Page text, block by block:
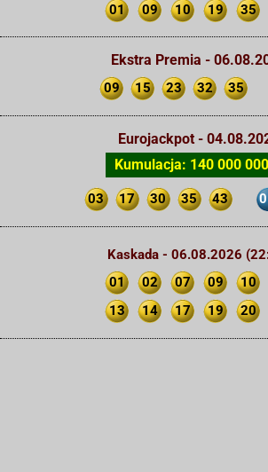
01 09 10 19 35
Ekstra Premia -
09 15 23 32 35
Eurojackpot -
Kumulacja: 140 000 000
03 17 30 35 43
Kaskada - 06.08.2026
01
02 07 09 10
13
14 17 19 20